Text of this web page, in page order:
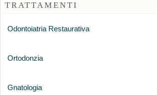
TRATTAMENTI
Odontoiatria Restaurativa
Ortodonzia
Gnatologia